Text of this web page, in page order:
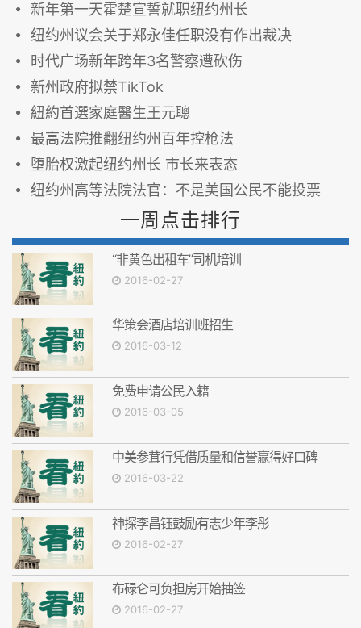
新年第一天霍楚宣誓就职纽约州长
纽约州议会关于郑永佳任职没有作出裁决
时代广场新年跨年3名警察遭砍伤
新州政府拟禁TikTok
紐約首選家庭醫生王元聰
最高法院推翻纽约州百年控枪法
堕胎权激起纽约州长 市长来表态
纽约州高等法院法官：不是美国公民不能投票
一周点击排行
“非黄色出租车”司机培训
2016-02-27
华策会酒店培训班招生
2016-03-12
免费申请公民入籍
2016-03-05
中美参茸行凭借质量和信誉赢得好口碑
2016-03-22
神探李昌钰鼓励有志少年李彤
2016-02-27
布碌仑可负担房开始抽签
2016-02-27